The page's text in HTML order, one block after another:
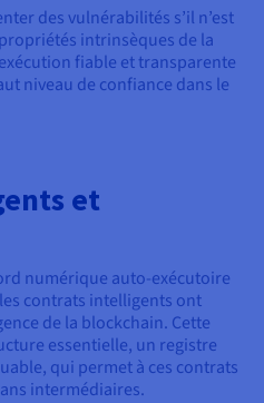
des vulnérabilités s’il n’est
intrinsèques de la
fiable et transparente
niveau de confiance dans le
et
numérique auto-exécutoire
contrats intelligents ont
de la blockchain. Cette
essentielle, un registre
qui permet à ces contrats
intermédiaires.